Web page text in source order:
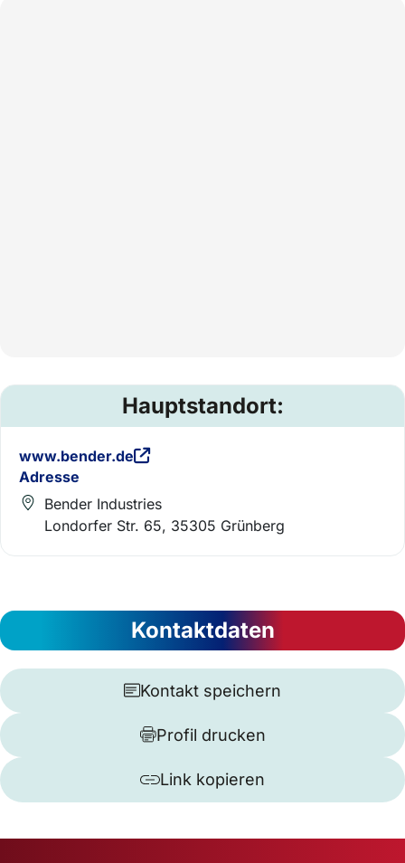
Hauptstandort:
www.bender.de
Adresse
Bender Industries
Londorfer Str. 65, 35305 Grünberg
Kontaktdaten
Kontakt speichern
Profil drucken
Link kopieren